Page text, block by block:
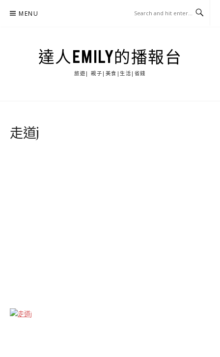
MENU
達人EMILY的播報台
旅遊| 親子|美食|生活|省錢
走道j